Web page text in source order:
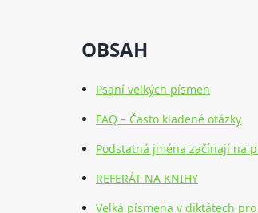
OBSAH
Psaní velkých písmen
FAQ – Často kladené otázky
Podstatná jména začínají na
REFERÁT NA KNIHY
Velká písmena v diktátech